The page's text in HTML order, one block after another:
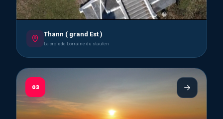
Thann ( grand Est )
La croix de Lorraine du staufen
03